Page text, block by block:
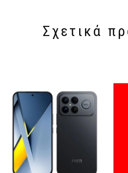
Σχετικά